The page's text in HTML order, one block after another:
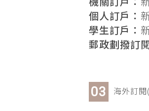
個人訂戶：
學生訂戶：
郵政劃撥訂
海外訂